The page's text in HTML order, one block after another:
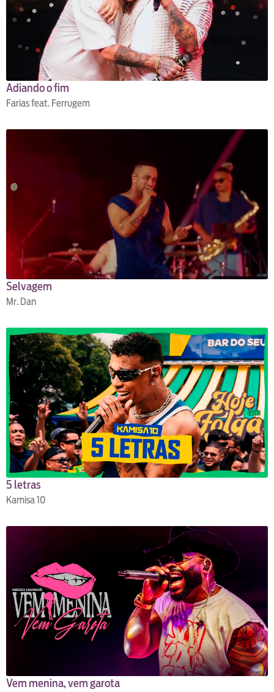
Adiando o fim
Farias feat. Ferrugem
Selvagem
Mr. Dan
5 letras
Kamisa 10
Vem menina, vem garota